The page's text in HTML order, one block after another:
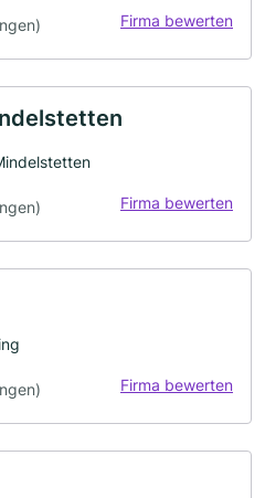
Firma bewerten
Firma bewerten
Firma bewerten